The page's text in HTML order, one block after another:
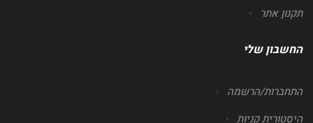
תקנון אתר
החשבון שלי
התחברות/הרשמה
היסטורית קניות